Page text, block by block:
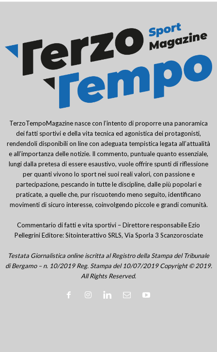
TerzoTempoMagazine nasce con l’intento di proporre una panoramica
dei fatti sportivi e della vita tecnica ed agonistica dei protagonisti,
rendendoli disponibili on line con adeguata tempistica legata all’attualità
e all’importanza delle notizie. Il commento, puntuale quanto essenziale,
lungi dalla pretesa di essere esaustivo, vuole offrire spunti di riflessione
per quanti vivono lo sport nei suoi reali valori, con passione e
partecipazione, pescando in tutte le discipline, dalle più popolari e
praticate, a quelle che, pur riscuotendo meno seguito, identificano
movimenti di sicuro interesse, coinvolgendo piccole e grandi comunità.
Commentario di fatti e vita sportivi – Direttore responsabile Ezio
Pellegrini Editore: Sitointerattivo SRLS, Via Sporla 3 Scanzorosciate
Testata Giornalistica online iscritta al Registro della Stampa del Tribunale
di Bergamo – n. 10/2019 Reg. Stampa del 10/07/2019 Copyright © 2019.
All Rights Reserved.